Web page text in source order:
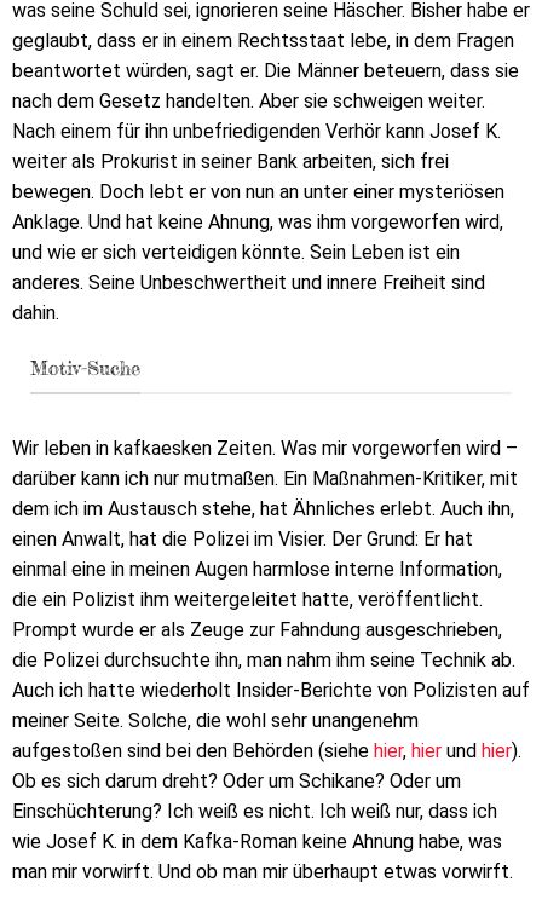
was seine Schuld sei, ignorieren seine Häscher. Bisher habe er
geglaubt, dass er in einem Rechtsstaat lebe, in dem Fragen
beantwortet würden, sagt er. Die Männer beteuern, dass sie
nach dem Gesetz handelten. Aber sie schweigen weiter.
Nach einem für ihn unbefriedigenden Verhör kann Josef K.
weiter als Prokurist in seiner Bank arbeiten, sich frei
bewegen. Doch lebt er von nun an unter einer mysteriösen
Anklage. Und hat keine Ahnung, was ihm vorgeworfen wird,
und wie er sich verteidigen könnte. Sein Leben ist ein
anderes. Seine Unbeschwertheit und innere Freiheit sind
dahin.
Motiv-Suche
Wir leben in kafkaesken Zeiten. Was mir vorgeworfen wird –
darüber kann ich nur mutmaßen. Ein Maßnahmen-Kritiker, mit
dem ich im Austausch stehe, hat Ähnliches erlebt. Auch ihn,
einen Anwalt, hat die Polizei im Visier. Der Grund: Er hat
einmal eine in meinen Augen harmlose interne Information,
die ein Polizist ihm weitergeleitet hatte, veröffentlicht.
Prompt wurde er als Zeuge zur Fahndung ausgeschrieben,
die Polizei durchsuchte ihn, man nahm ihm seine Technik ab.
Auch ich hatte wiederholt Insider-Berichte von Polizisten auf
meiner Seite. Solche, die wohl sehr unangenehm
aufgestoßen sind bei den Behörden (siehe hier, hier und hier).
Ob es sich darum dreht? Oder um Schikane? Oder um
Einschüchterung? Ich weiß es nicht. Ich weiß nur, dass ich
wie Josef K. in dem Kafka-Roman keine Ahnung habe, was
man mir vorwirft. Und ob man mir überhaupt etwas vorwirft.